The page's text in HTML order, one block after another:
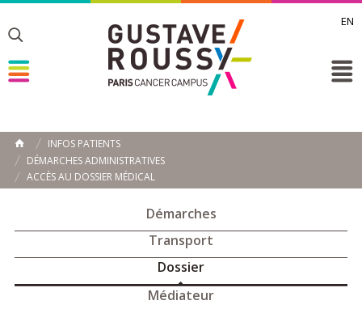
EN
Toggle
Toggle
Toggle
ACCUEIL
INFOS PATIENTS
DÉMARCHES ADMINISTRATIVES
ACCÈS AU DOSSIER MÉDICAL
Démarches
Transport
Dossier
Médiateur